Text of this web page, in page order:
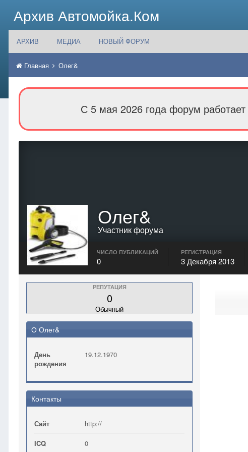
Архив Автомойка.Ком
АРХИВ МЕДИА НОВЫЙ ФОРУМ
Главная Олег&
С 5 мая 2026 года форум
Олег&
Участник форума
ЧИСЛО ПУБЛИКАЦИЙ
0
РЕГИСТРАЦИЯ
3 Декабря 2013
РЕПУТАЦИЯ
0
Обычный
О Олег&
День
рождения
19.12.1970
Контакты
Сайт http://
ICQ 0